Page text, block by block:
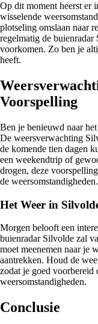
Op dit moment heerst er
wisselende
plotseling omslaan naar
regelmatig de buienradar
voorkomen. Zo ben je
heeft.
Voorspelling
Ben je benieuwd naar
De weersverwachting
de komende tien dagen
een weekendtrip of
drogen, deze
de weersomstandigheden.
Het Weer in
Morgen belooft een
buienradar Silvolde zal
moet meenemen naar je
aantrekken. Houd de
zodat je goed voorbereid
weersomstandigheden.
Conclusie